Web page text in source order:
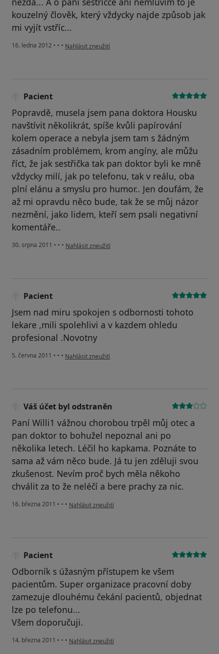
kouzelný člověk, který vždycky najde způsob jak
mi vyjít vstříc...
16. ledna 2012 • • • podle názoru uživatele Váš účet byl odstraněn
Nahlásit zneužití
Pacient
Popravdě, musela jsem pana doktora Housku
navštívit několikrát, spíše kvůli papírování
kolem operace a nebyla jsem tam s žádným
zásadním problémem, krom angíny, ale můžu
říct, že jak sestřička tak pan doktor byli ke mně
vždycky milí, jak po telefonu, tak v reálu, oba
plní elánu a smyslu pro humor.. Jen doufám, že
až mi opravdu něco bude, tak že se můj názor
nezmění, jako lidem, kteří sem psali negativní
komentáře..
30. srpna 2011 • • • podle názoru uživatele Pacient
Nahlásit zneužití
Pacient
Jsem nad miru spokojen s odbornosti tohoto
lekare ,mili spolehlivi a v kazdem ohledu
profesional .Novotny
5. června 2011 • • • podle názoru uživatele Pacient
Nahlásit zneužití
Váš účet byl odstraněn
Paní Willi1 vážnou chorobou trpěl můj otec a
pan doktor to bohužel nepoznal ani po
několika letech. Léčil ho kapkama. Poznáte to
sama až vám něco bude. Já tu jen zděluji svou
zkušenost. Nevím proč bych měla někoho
chválit za to že neléčí a bere prachy za nic.
16. března 2011 • • • podle názoru uživatele Váš účet byl odstraněn
Nahlásit zneužití
Pacient
Odborník s úžasným přístupem ke všem
pacientům. Super organizace pracovní doby
zamezuje dlouhému čekání pacientů, objednat
lze po telefonu...
Všem doporučuji.
14. března 2011 • • • podle názoru uživatele Pacient
Nahlásit zneužití